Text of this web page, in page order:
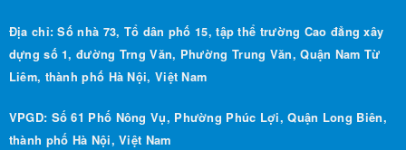
Địa chỉ: Số nhà 73, Tổ dân phố 15, tập thể trường Cao đẳng xây
dựng số 1, đường Trng Văn, Phường Trung Văn, Quận Nam Từ
Liêm, thành phố Hà Nội, Việt Nam
VPGD: Số 61 Phố Nông Vụ, Phường Phúc Lợi, Quận Long Biên,
thành phố Hà Nội, Việt Nam